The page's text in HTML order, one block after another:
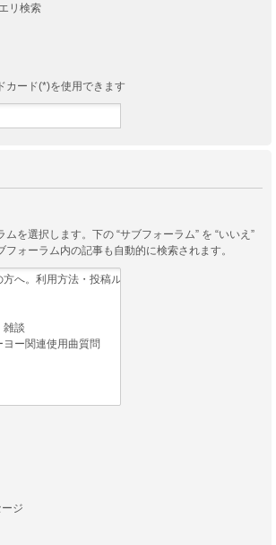
リ検索
カード(*)を使用できます
を選択します。下の “サブフォーラム” を “いいえ”
フォーラム内の記事も自動的に検索されます。
ジ